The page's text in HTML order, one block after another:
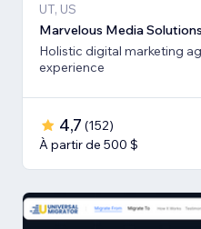
UT, US
Marvelous Media Solutions
Holistic digital marketing
experience
4,7 (152)
À partir de 500 $